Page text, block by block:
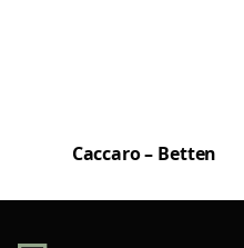
Caccaro – Betten